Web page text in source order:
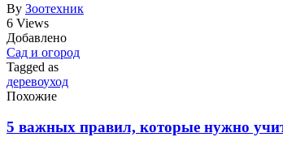
By Зоотехник
6 Views
Добавлено
Сад и огород
Tagged as
деревоуход
Похожие
5 важных правил, которые нужно